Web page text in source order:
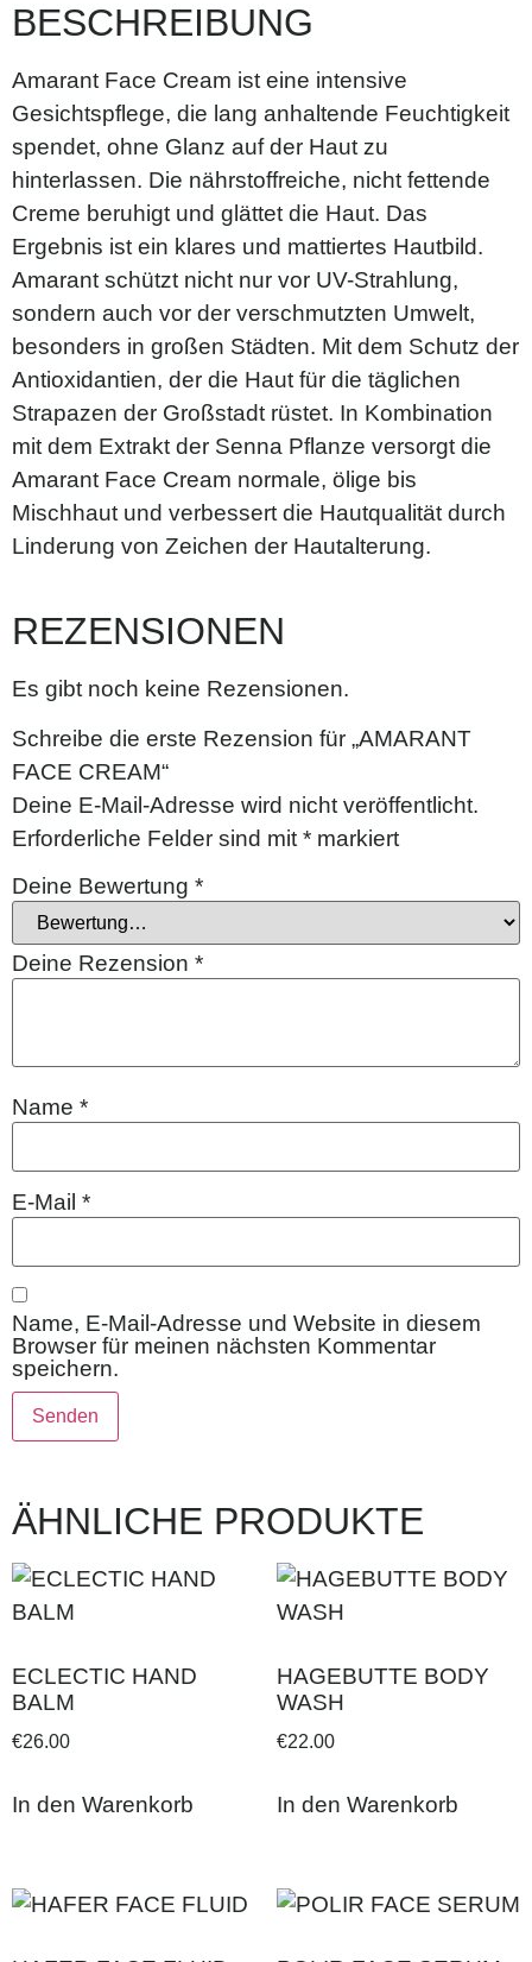
BESCHREIBUNG
Amarant Face Cream ist eine intensive
Gesichtspflege, die lang anhaltende Feuchtigkeit
spendet, ohne Glanz auf der Haut zu
hinterlassen. Die nährstoffreiche, nicht fettende
Creme beruhigt und glättet die Haut. Das
Ergebnis ist ein klares und mattiertes Hautbild.
Amarant schützt nicht nur vor UV-Strahlung,
sondern auch vor der verschmutzten Umwelt,
besonders in großen Städten. Mit dem Schutz der
Antioxidantien, der die Haut für die täglichen
Strapazen der Großstadt rüstet. In Kombination
mit dem Extrakt der Senna Pflanze versorgt die
Amarant Face Cream normale, ölige bis
Mischhaut und verbessert die Hautqualität durch
Linderung von Zeichen der Hautalterung.
REZENSIONEN
Es gibt noch keine Rezensionen.
Schreibe die erste Rezension für „AMARANT
FACE CREAM“
Deine E-Mail-Adresse wird nicht veröffentlicht.
Erforderliche Felder sind mit* markiert
Deine Bewertung *
Deine Rezension *
Name *
E-Mail *
Name, E-Mail-Adresse und Website in diesem
Browser für meinen nächsten Kommentar
speichern.
ÄHNLICHE PRODUKTE
ECLECTIC HAND
BALM
€26.00
In den Warenkorb
HAGEBUTTE BODY
WASH
€22.00
In den Warenkorb